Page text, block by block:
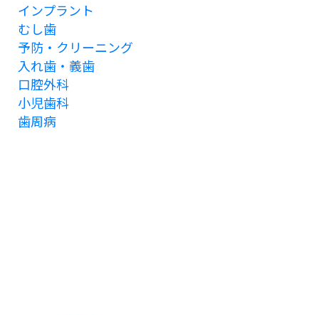
インプラント
むし歯
予防・クリーニング
入れ歯・義歯
口腔外科
小児歯科
歯周病